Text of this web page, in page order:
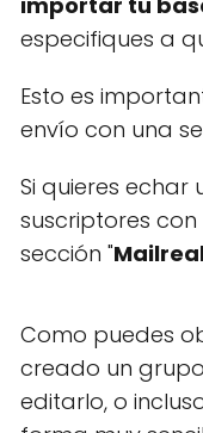
especifiques a
Esto es
envío con una
Si quieres echar
suscriptores
sección "
Como puedes
creado un
editarlo, o